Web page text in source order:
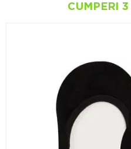
CUMPERI